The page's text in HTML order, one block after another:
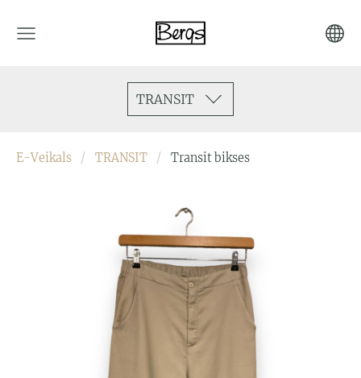
TRANSIT
E-Veikals TRANSIT Transit bikses